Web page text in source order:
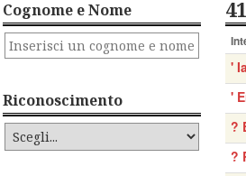
Cognome e Nome
Riconoscimento
'
'
?
?